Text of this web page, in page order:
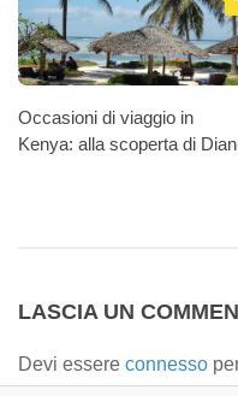
Occasioni di viaggio in
Kenya: alla scoperta di
LASCIA UN
Devi essere connesso